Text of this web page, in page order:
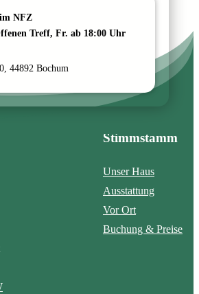
im NFZ
Treff, Fr. ab 18:00 Uhr
44892 Bochum
Stimmstamm
Unser Haus
Ausstattung
Vor Ort
Buchung & Preise